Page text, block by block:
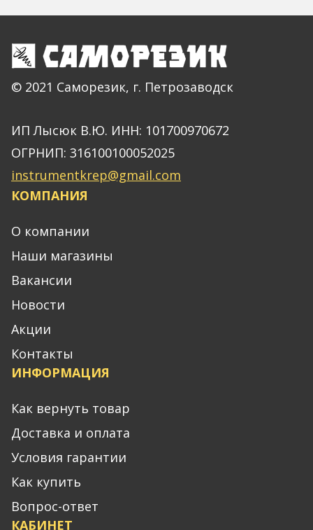
© 2021 Саморезик, г. Петрозаводск
ИП Лысюк В.Ю. ИНН: 101700970672
ОГРНИП: 316100100052025
instrumentkrep@gmail.com
КОМПАНИЯ
О компании
Наши магазины
Вакансии
Новости
Акции
Контакты
ИНФОРМАЦИЯ
Как вернуть товар
Доставка и оплата
Условия гарантии
Как купить
Вопрос-ответ
КАБИНЕТ